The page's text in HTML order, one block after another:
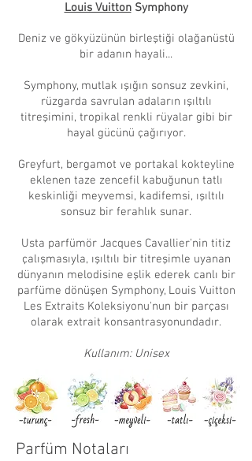
Louis VuittonSymphony
Deniz ve gökyüzünün birleştiği olağanüstü
bir adanın hayali...
Symphony, mutlak ışığın sonsuz zevkini,
rüzgarda savrulan adaların ışıltılı
titreşimini, tropikal renkli rüyalar gibi bir
hayal gücünü çağırıyor.
Greyfurt, bergamot ve portakal kokteyline
eklenen taze zencefil kabuğunun tatlı
keskinliği meyvemsi, kadifemsi, ışıltılı
sonsuz bir ferahlık sunar.
Usta parfümör Jacques Cavallier'nin titiz
çalışmasıyla, ışıltılı bir titreşimle uyanan
dünyanın melodisine eşlik ederek canlı bir
parfüme dönüşen Symphony, Louis Vuitton
Les Extraits Koleksiyonu'nun bir parçası
olarak extrait konsantrasyonundadır.
Kullanım: Unisex
Parfüm Notaları